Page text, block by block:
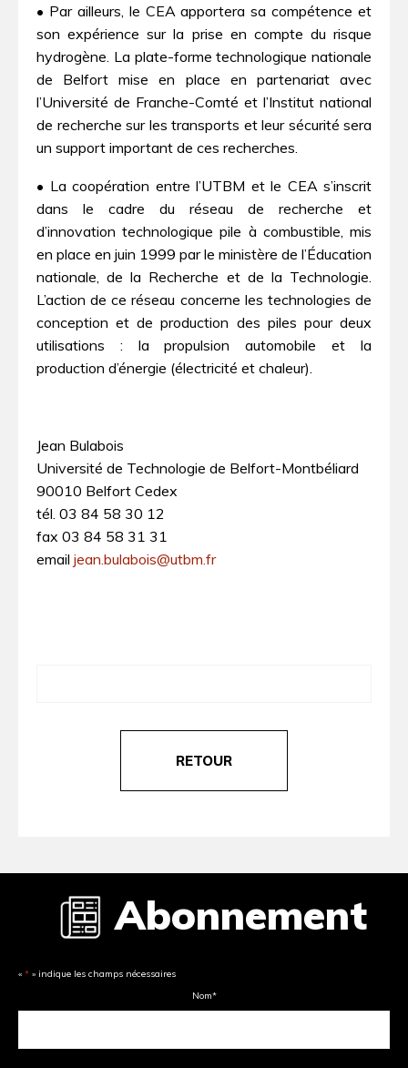
• Par ailleurs, le CEA apportera sa compétence et
son expérience sur la prise en compte du risque
hydrogène. La plate-forme technologique nationale
de Belfort mise en place en partenariat avec
l’Université de Franche-Comté et l’Institut national
de recherche sur les transports et leur sécurité sera
un support important de ces recherches.
• La coopération entre l’UTBM et le CEA s’inscrit
dans le cadre du réseau de recherche et
d’innovation technologique pile à combustible, mis
en place en juin 1999 par le ministère de l’Éducation
nationale, de la Recherche et de la Technologie.
L’action de ce réseau concerne les technologies de
conception et de production des piles pour deux
utilisations : la propulsion automobile et la
production d’énergie (électricité et chaleur).
Jean Bulabois
Université de Technologie de Belfort-Montbéliard
90010 Belfort Cedex
tél. 03 84 58 30 12
fax 03 84 58 31 31
email jean.bulabois@utbm.fr
RETOUR
Abonnement
« * » indique les champs nécessaires
Nom*